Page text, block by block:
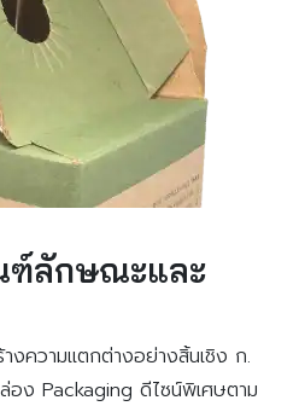
ฑ์ลักษณะและ
งความแตกต่างอย่างสิ้นเชิง ก.
อง Packaging ดีไซน์พิเศษตาม